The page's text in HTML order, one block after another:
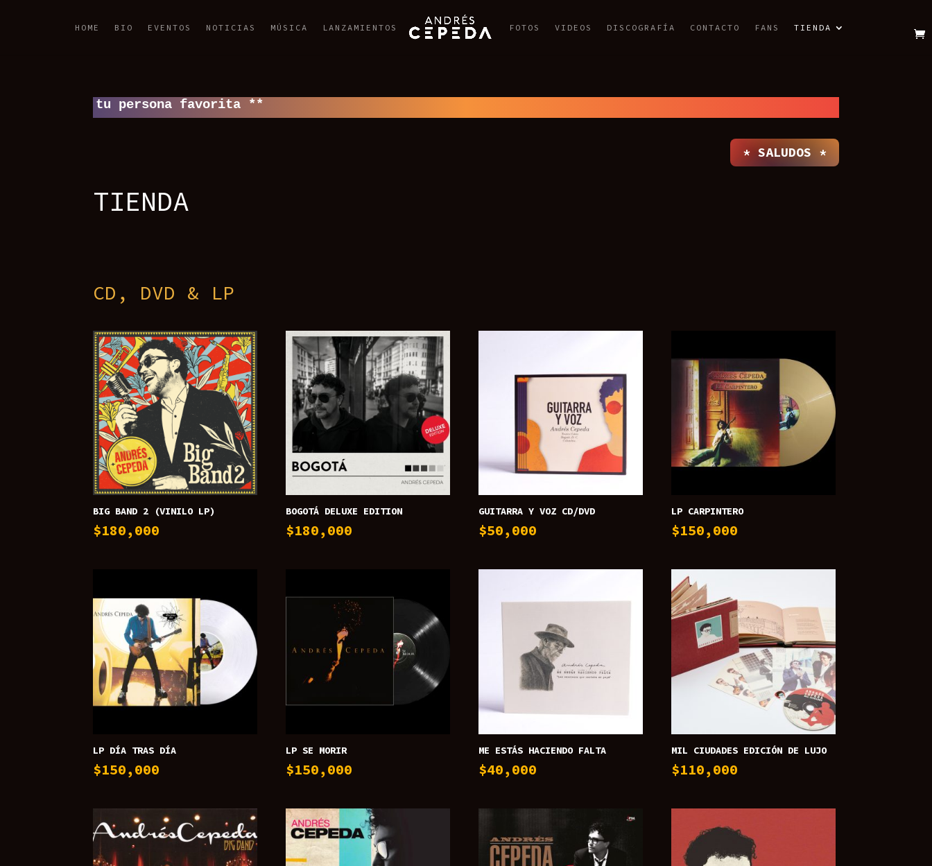
HOME BIO EVENTOS NOTICIAS MÚSICA LANZAMIENTOS FOTOS VIDEOS DISCOGRAFÍA CONTACTO FANS TIENDA
tu persona favorita **
* SALUDOS *
TIENDA
CD, DVD & LP
BIG BAND 2 (VINILO LP)
$180,000
BOGOTÁ DELUXE EDITION
$180,000
GUITARRA Y VOZ CD/DVD
$50,000
LP CARPINTERO
$150,000
LP DÍA TRAS DÍA
$150,000
LP SE MORIR
$150,000
ME ESTÁS HACIENDO FALTA
$40,000
MIL CIUDADES EDICIÓN DE LUJO
$110,000